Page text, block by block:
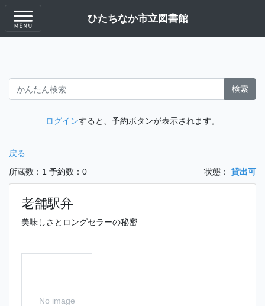
ひたちなか市立図書館
検索
ログインすると、予約ボタンが表示されます。
戻る
所蔵数：1 予約数：0 状態： 貸出可
老舗駅弁
美味しさとロングセラーの秘密
No image